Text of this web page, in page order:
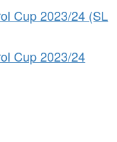
Cup 2023/24 (SL
Cup 2023/24